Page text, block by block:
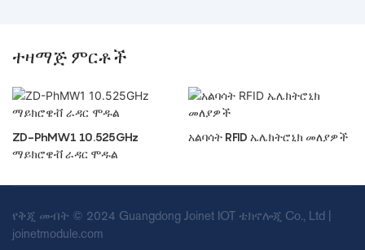
ተዛማጅ ምርቶች
ZD-PhMW1 10.525GHz
ማይክሮዌቭ ራዳር ሞዱል
አልባሳት RFID ኤሌክትሮኒክ መለያዎች
የቅጂ መብት © 2024 Guangdong Joinet IOT ቴክኖሎጂ Co., Ltd |
joinetmodule.com